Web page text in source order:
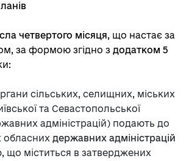
четвертого місяця, що настає за
за формою згідно з додатком 5
сільських, селищних, міських
та Севастопольської
адміністрацій) подають до
обласних державних адміністрацій
що міститься в затверджених